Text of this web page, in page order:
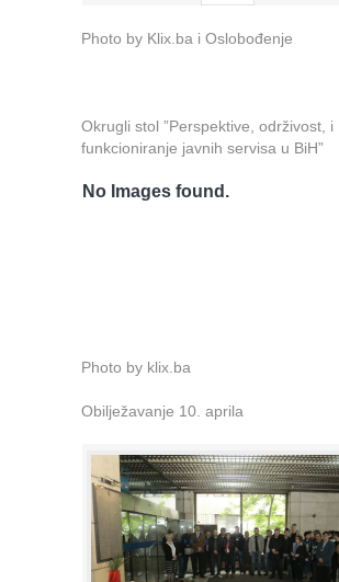
Photo by Klix.ba i Oslobođenje
Okrugli stol ”Perspektive, održivost, i
funkcioniranje javnih servisa u BiH”
No Images found.
Photo by klix.ba
Obilježavanje 10. aprila